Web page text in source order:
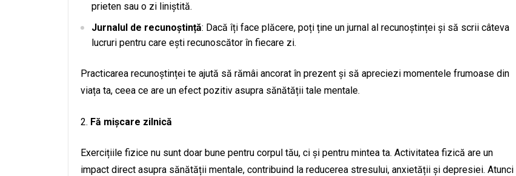
prieten sau o zi liniștită.
Jurnalul de recunoștință: Dacă îți face plăcere, poți ține un jurnal al recunoștinței și să scrii câteva
lucruri pentru care ești recunoscător în fiecare zi.
Practicarea recunoștinței te ajută să rămâi ancorat în prezent și să apreciezi momentele frumoase din
viața ta, ceea ce are un efect pozitiv asupra sănătății tale mentale.
Fă mișcare zilnică
Exercițiile fizice nu sunt doar bune pentru corpul tău, ci și pentru mintea ta. Activitatea fizică are un
impact direct asupra sănătății mentale, contribuind la reducerea stresului, anxietății și depresiei. Atunci